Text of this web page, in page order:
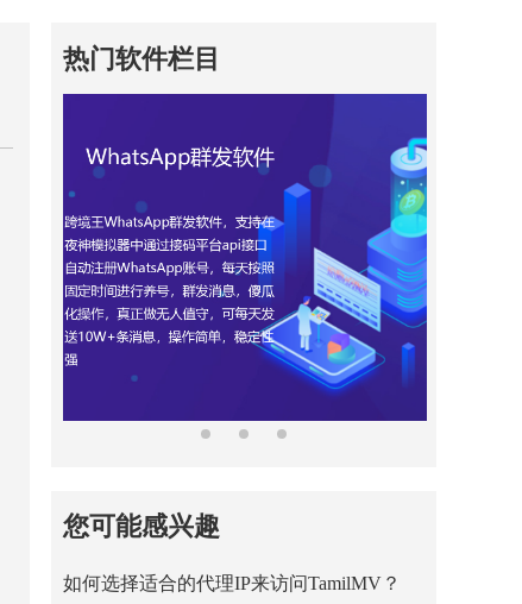
热门软件栏目
您可能感兴趣
如何选择适合的代理IP来访问TamilMV？